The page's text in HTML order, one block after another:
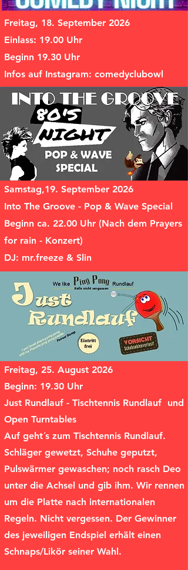
Freitag, 18. September 2026
Einlass: 19.00 Uhr
Beginn 19.30 Uhr
Infos auf Instagram: comedyclubowl
Samstag,19. September 2026
Into The Groove - Pop & Wave Special
Beginn ca. 22.00 Uhr (Nach dem Prayers
for rain - Konzert)
DJ: mr.freeze & Slin
Freitag, 25. August 2026
Beginn: 19.30 Uhr
Just Rundlauf - Tischtennis Rundlauf und
Open Turntables
Auf geht´s zum Tischtennis Rundlauf.
Schläger gewetzt, Schuhe geputzt,
Pulswärmer gewaschen; noch rasch Deo
unter die Achsel und gib ihm. Wir rennen
um die Platte nach internationalen
Regeln. Nicht vergessen. Der Gewinner
des jeweiligen Endspiel erhält einen
Schnaps/Likör seiner Wahl.